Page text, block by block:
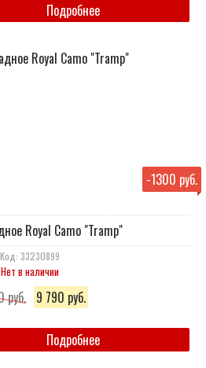
Подробнее
-1300 руб.
Royal Camo "Tramp"
Код: 33230899
Нет в наличии
руб. 9 790 руб.
Подробнее